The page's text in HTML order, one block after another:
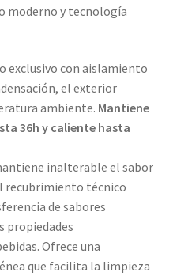
moderno y tecnología
exclusivo con aislamiento
el exterior
ambiente. Mantiene
36h y caliente hasta
inalterable el sabor
recubrimiento técnico
de sabores
propiedades
Ofrece una
que facilita la limpieza